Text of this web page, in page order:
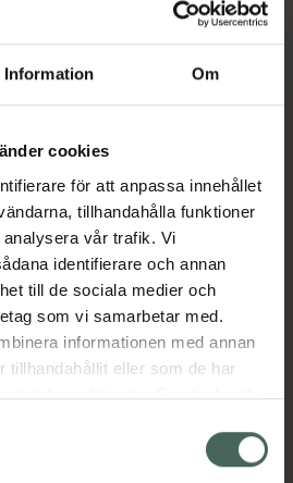
Information Om
cookies
för att anpassa innehållet
tillhandahålla funktioner
vår trafik. Vi
identifierare och annan
till de sociala medier och
som vi samarbetar med.
informationen med annan
tillhandahållit eller som de har
deras tjänster. Samtycke till
webbplatsens
återkallat samtycke påverkar inte
0 kr
ditt recept
innan